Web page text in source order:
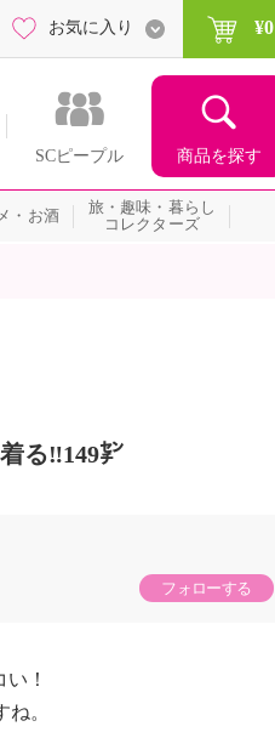
SCピープル 商品を探す
お気に入り ¥0
・お酒
旅・趣味・暮らし
コレクターズ
る‼️149㌢
フォローする
！
。